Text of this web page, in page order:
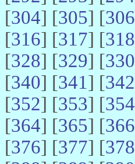
[304] [305] [306
[316] [317] [318
[328] [329] [330
[340] [341] [342
[352] [353] [354
[364] [365] [366
[376] [377] [378